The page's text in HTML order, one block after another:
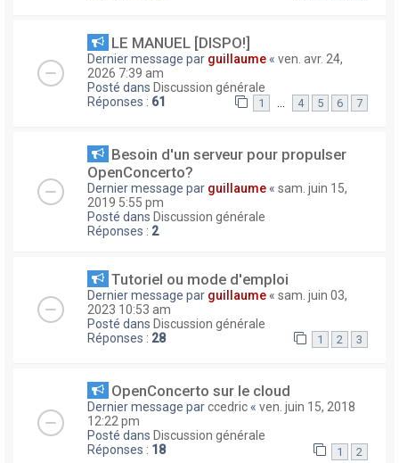
LE MANUEL [DISPO!]
Dernier message par guillaume « ven. avr. 24,
2026 7:39 am
Posté dans Discussion générale
Réponses : 61 1 … 4 5 6 7
Besoin d'un serveur pour propulser
OpenConcerto?
Dernier message par guillaume « sam. juin 15,
2019 5:55 pm
Posté dans Discussion générale
Réponses : 2
Tutoriel ou mode d'emploi
Dernier message par guillaume « sam. juin 03,
2023 10:53 am
Posté dans Discussion générale
Réponses : 28 1 2 3
OpenConcerto sur le cloud
Dernier message parccedric « ven. juin 15, 2018
12:22 pm
Posté dans Discussion générale
Réponses : 18 1 2